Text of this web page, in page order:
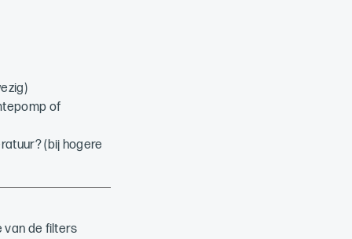
of
(bij hogere
van de filters